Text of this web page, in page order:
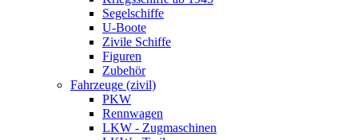
Segelschiffe
U-Boote
Zivile Schiffe
Figuren
Zubehör
Fahrzeuge (zivil)
PKW
Rennwagen
LKW - Zugmaschinen